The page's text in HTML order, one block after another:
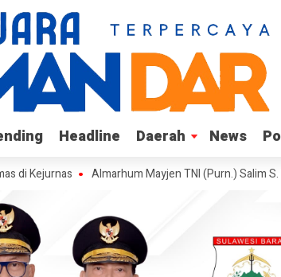
Headline Daerah News
Headline Daerah News
Almarhum Mayjen TNI (Purn.) Salim S. Mengga